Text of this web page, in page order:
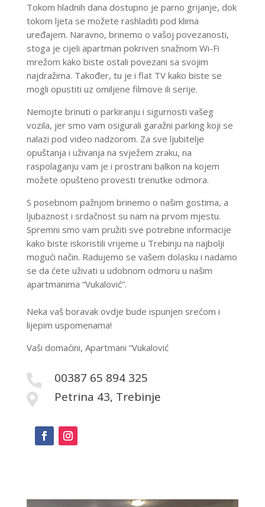
Tokom hladnih dana dostupno je parno grijanje, dok
tokom ljeta se možete rashladiti pod klima
uređajem. Naravno, brinemo o vašoj povezanosti,
stoga je cijeli apartman pokriven snažnom Wi-Fi
mrežom kako biste ostali povezani sa svojim
najdražima. Također, tu je i flat TV kako biste se
mogli opustiti uz omiljene filmove ili serije.
Nemojte brinuti o parkiranju i sigurnosti vašeg
vozila, jer smo vam osigurali garažni parking koji se
nalazi pod video nadzorom. Za sve ljubitelje
opuštanja i uživanja na svježem zraku, na
raspolaganju vam je i prostrani balkon na kojem
možete opušteno provesti trenutke odmora.
S posebnom pažnjom brinemo o našim gostima, a
ljubaznost i srdačnost su nam na prvom mjestu.
Spremni smo vam pružiti sve potrebne informacije
kako biste iskoristili vrijeme u Trebinju na najbolji
mogući način. Radujemo se vašem dolasku i nadamo
se da ćete uživati u udobnom odmoru u našim
apartmanima “Vukalović”.
Neka vaš boravak ovdje bude ispunjen srećom i
lijepim uspomenama!
Vaši domaćini, Apartmani “Vukalović

00387 65 894 325

Petrina 43, Trebinje